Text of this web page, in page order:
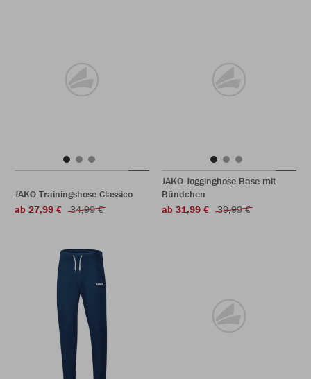
JAKO Trainingshose Classico
ab 27,99 €
34,99 €
JAKO Jogginghose Base mit
Bündchen
ab 31,99 €
39,99 €